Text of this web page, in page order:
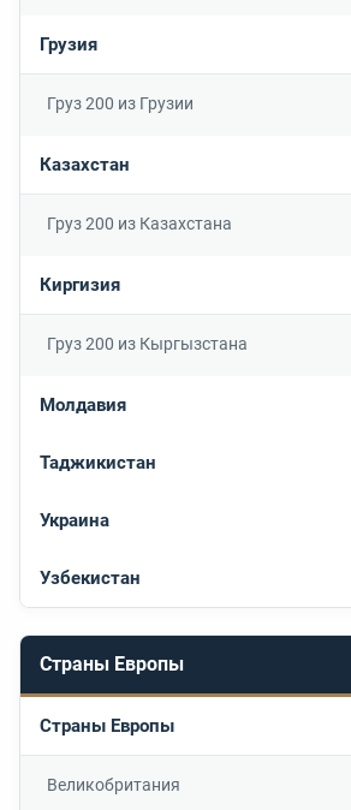
Грузия
Груз 200 из Грузии
Казахстан
Груз 200 из Казахстана
Киргизия
Груз 200 из Кыргызстана
Молдавия
Таджикистан
Украина
Узбекистан
Страны Европы
Страны Европы
Великобритания